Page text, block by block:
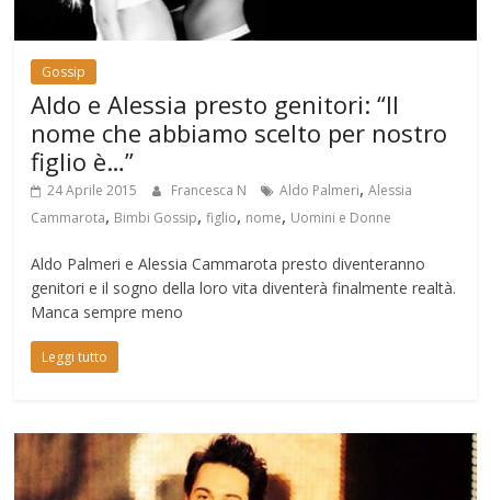
Gossip
Aldo e Alessia presto genitori: “Il
nome che abbiamo scelto per nostro
figlio è…”
24 Aprile 2015 Francesca N Aldo Palmeri,Alessia
Cammarota, Bimbi Gossip,figlio, nome, Uomini e Donne
Aldo Palmeri e Alessia Cammarota presto diventeranno
genitori e il sogno della loro vita diventerà finalmente realtà.
Manca sempre meno
Leggi tutto